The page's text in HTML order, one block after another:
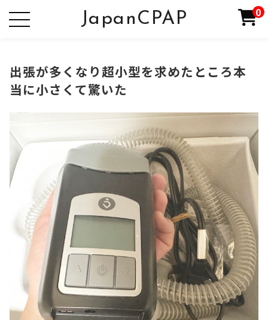
JapanCPAP 0
出張が多くなり超小型を求めたところ本
当に小さくて驚いた